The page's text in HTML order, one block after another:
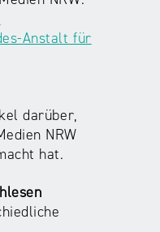
Anstalt für
darüber,
NRW
hat.